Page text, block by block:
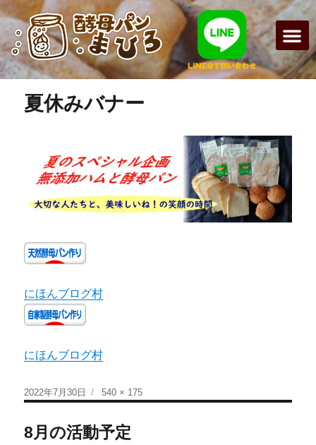
次の画像
夏休みバナー
にほんブログ村
にほんブログ村
2022年7月30日 540 × 175
8月の活動予定